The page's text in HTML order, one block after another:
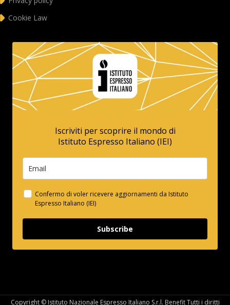
Cookie Law
Iscriviti per scoprire il mondo di
Istituto Espresso Italiano (IEI)
Confermo di voler ricevere aggiornamenti da Istituto
Espresso Italiano (IEI)
Subscribe
Copyright © Istituto Nazionale Espresso Italiano S.r.l. Benefit Tutti i diritti